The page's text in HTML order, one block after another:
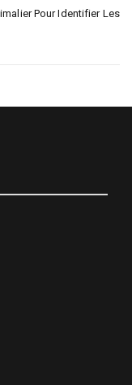
Pour Identifier Les